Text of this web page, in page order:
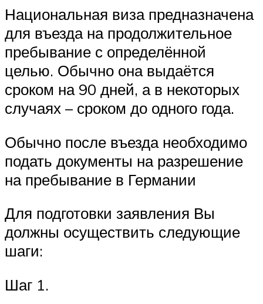
Национальная виза предназначена
для въезда на продолжительное
пребывание с определённой
целью. Обычно она выдаётся
сроком на 90 дней, а в некоторых
случаях – сроком до одного года.
Обычно после въезда необходимо
подать документы на разрешение
на пребывание в Германии
Для подготовки заявления Вы
должны осуществить следующие
шаги:
Шаг 1.